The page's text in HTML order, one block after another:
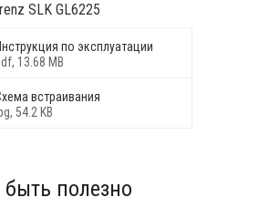
SLK GL6225
по эксплуатации
13.68 MB
встраивания
54.2 KB
полезно